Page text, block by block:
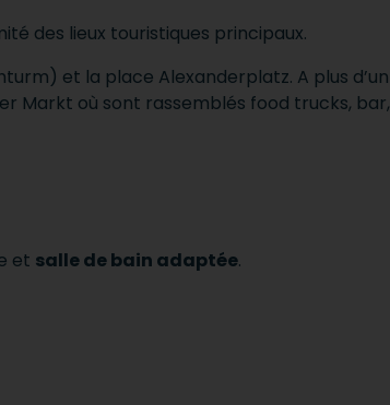
des lieux touristiques principaux.
et la place Alexanderplatz. A plus d’un
Markt où sont rassemblés food trucks, bar,
et salle de bain adaptée.